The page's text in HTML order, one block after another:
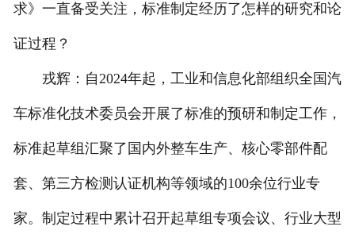
求》一直备受关注，标准制定经历了怎样的研究和论
证过程？
戎辉：自2024年起，工业和信息化部组织全国汽
车标准化技术委员会开展了标准的预研和制定工作，
标准起草组汇聚了国内外整车生产、核心零部件配
套、第三方检测认证机构等领域的100余位行业专
家。制定过程中累计召开起草组专项会议、行业大型